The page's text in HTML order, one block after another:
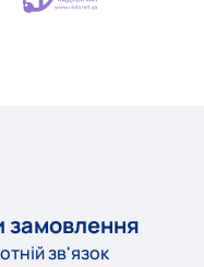
замовлення
зв'язок